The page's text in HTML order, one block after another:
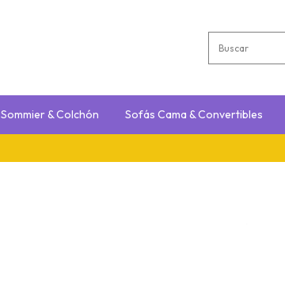
Sommier & Colchón Sofás Cama & Convertibles